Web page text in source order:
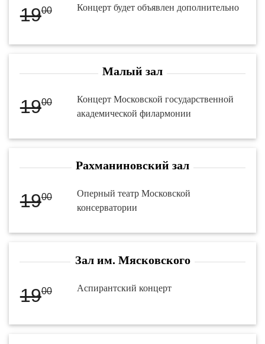
1900 Концерт будет объявлен дополнительно
Малый зал
1900
Концерт Московской государственной
академической филармонии
Рахманиновский зал
1900
Оперный театр Московской
консерватории
Зал им. Мясковского
1900 Аспирантский концерт